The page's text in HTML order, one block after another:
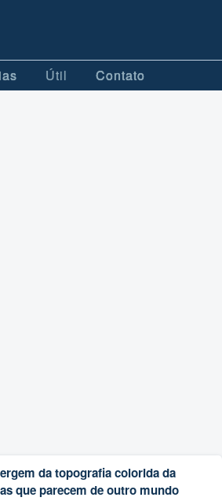
Útil Contato
da topografia colorida da
que parecem de outro mundo